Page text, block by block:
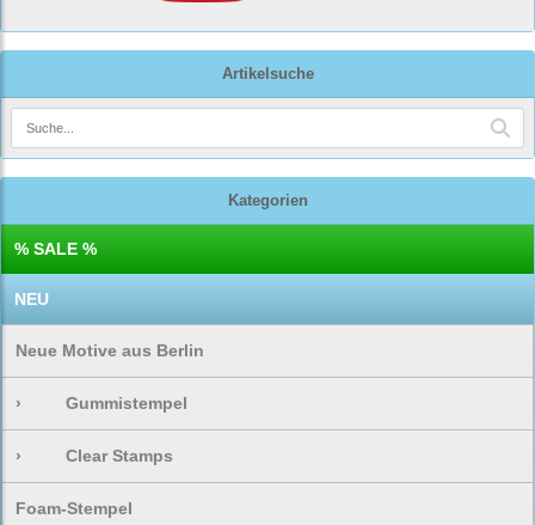
Artikelsuche
Kategorien
% SALE %
NEU
Neue Motive aus Berlin
› Gummistempel
› Clear Stamps
Foam-Stempel